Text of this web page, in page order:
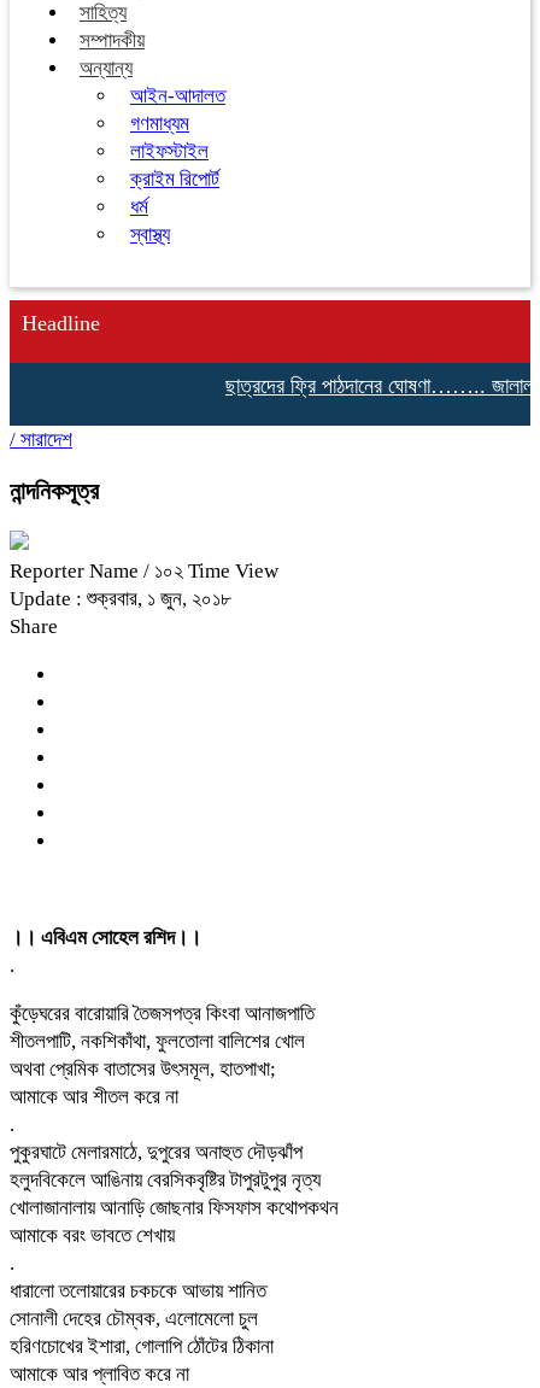
সাহিত্য
সম্পাদকীয়
অন্যান্য
আইন-আদালত
গণমাধ্যম
লাইফস্টাইল
ক্রাইম রিপোর্ট
ধর্ম
স্বাস্থ্য
Headline
ছাত্রদের ফ্রি পাঠদানের ঘোষণা……..
/ সারাদেশ
নান্দনিকসূত্র
Reporter Name / ১০২ Time View
Update : শুক্রবার, ১ জুন, ২০১৮
Share
।। এবিএম সোহেল রশিদ।।
.
কুঁড়েঘরের বারোয়ারি তৈজসপত্র কিংবা আনাজপাতি
শীতলপাটি, নকশিকাঁথা, ফুলতোলা বালিশের খোল
অথবা প্রেমিক বাতাসের উৎসমূল, হাতপাখা;
আমাকে আর শীতল করে না
.
পুকুরঘাটে মেলারমাঠে, দুপুরের অনাহুত দৌড়ঝাঁপ
হলুদবিকেলে আঙিনায় বেরসিকবৃষ্টির টাপুরটুপুর নৃত্য
খোলাজানালায় আনাড়ি জোছনার ফিসফাস কথোপকথন
আমাকে বরং ভাবতে শেখায়
.
ধারালো তলোয়ারের চকচকে আভায় শানিত
সোনালী দেহের চৌম্বক, এলোমেলো চুল
হরিণচোখের ইশারা, গোলাপি ঠোঁটের ঠিকানা
আমাকে আর প্লাবিত করে না